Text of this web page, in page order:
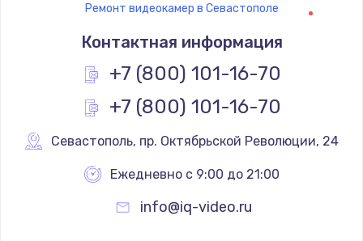
Ремонт видеокамер в Севастополе
Контактная информация
+7 (800) 101-16-70
+7 (800) 101-16-70
Севастополь, пр. Октябрьской Революции, 24
Ежедневно с 9:00 до 21:00
info@iq-video.ru